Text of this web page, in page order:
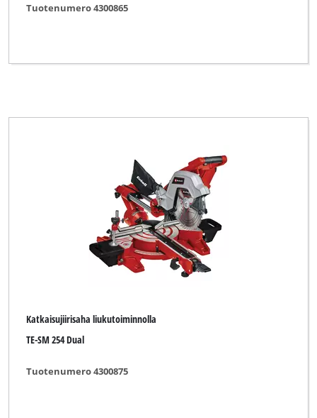
Tuotenumero 4300865
Katkaisujiirisaha liukutoiminnolla
TE-SM 254 Dual
Tuotenumero 4300875